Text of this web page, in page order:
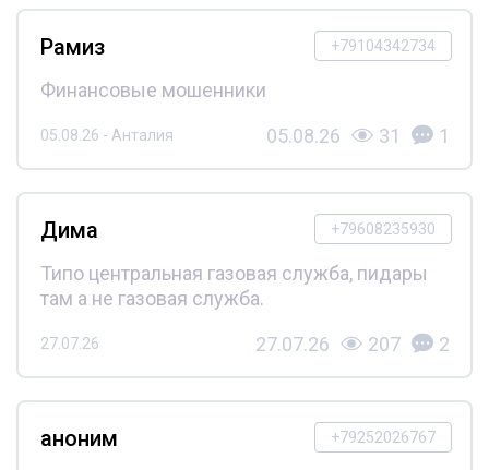
+79104342734
Рамиз
Финансовые мошенники
05.08.26 - Анталия 05.08.26 31 1
+79608235930
Дима
Типо центральная газовая служба, пидары
там а не газовая служба.
27.07.26 27.07.26 207 2
+79252026767
аноним